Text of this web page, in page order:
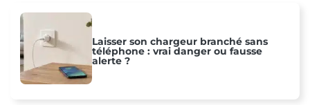
Laisser son chargeur branché sans
téléphone : vrai danger ou fausse
alerte ?